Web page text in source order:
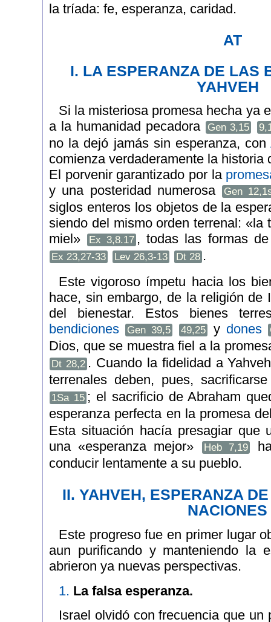
la tríada: fe, esperanza, caridad.
AT
I. LA ESPERANZA DE LAS
YAHVEH
Si la misteriosa promesa hecha ya
a la humanidad pecadora
Gen 3,15
no la dejó jamás sin esperanza, con
comienza verdaderamente la historia
El porvenir garantizado por la
y una posteridad numerosa
Gen
siglos enteros los objetos de la
siendo del mismo orden terrenal: «la
miel»
Ex 3,8.17 , todas las formas
Ex 23,27-33 Lev 26,3-13 Dt 28 .
Este vigoroso ímpetu hacia los
hace, sin embargo, de la religión de
del bienestar. Estos bienes
bendiciones
Gen 39,5 49,25 y dones
Dios, que se muestra fiel a la
Dt 28,2 . Cuando la fidelidad a
terrenales deben, pues,
1Sa 15 ; el sacrificio de Abraham
esperanza perfecta en la promesa
Esta situación hacía presagiar que
una «esperanza mejor»
Heb 7,19
conducir lentamente a su pueblo.
II. YAHVEH, ESPERANZA
NACIONES
Este progreso fue en primer lugar
aun purificando y manteniendo la
abrieron ya nuevas perspectivas.
1. La falsa esperanza.
Israel olvidó con frecuencia que un